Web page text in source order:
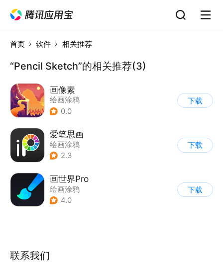
首页 软件 相关推荐
“Pencil Sketch”的相关推荐(3)
画像素
绘画涂鸦
0.0
下载
爱笔思画
绘画涂鸦
2.3
下载
画世界Pro
绘画涂鸦
4.0
下载
联系我们